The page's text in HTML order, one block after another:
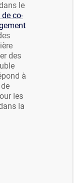
le
co-
des
à
les
la